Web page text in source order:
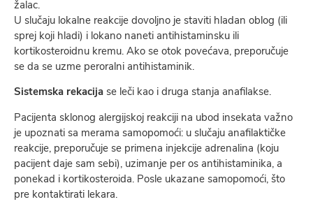
žalac.
U slučaju lokalne reakcije dovoljno je staviti hladan oblog (ili
sprej koji hladi) i lokano naneti antihistaminsku ili
kortikosteroidnu kremu. Ako se otok povećava, preporučuje
se da se uzme peroralni antihistaminik.
Sistemska rekacija se leči kao i druga stanja anafilakse.
Pacijenta sklonog alergijskoj reakciji na ubod insekata važno
je upoznati sa merama samopomoći: u slučaju anafilaktičke
reakcije, preporučuje se primena injekcije adrenalina (koju
pacijent daje sam sebi), uzimanje per os antihistaminika, a
ponekad i kortikosteroida. Posle ukazane samopomoći, što
pre kontaktirati lekara.